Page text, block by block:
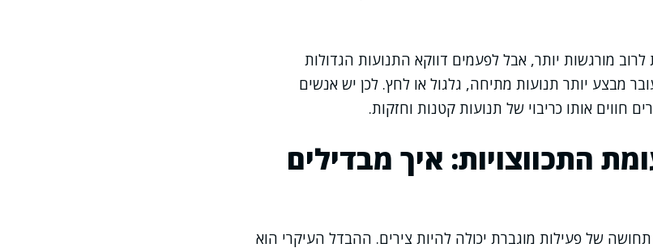
מורגשות יותר, אבל לפעמים דווקא התנועות הגדולות
מבצע יותר תנועות מתיחה, גלגול או לחץ. לכן יש אנשים
חווים אותו כריבוי של תנועות קטנות וחזקות.
התכווצויות: איך מבדילים
של פעילות מוגברת יכולה להיות צירים. ההבדל העיקרי הוא